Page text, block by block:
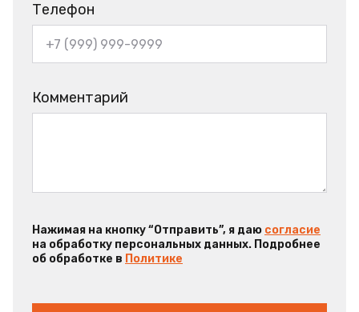
Телефон
Комментарий
Нажимая на кнопку “Отправить”, я даю согласие
на обработку персональных данных. Подробнее
об обработке в Политике